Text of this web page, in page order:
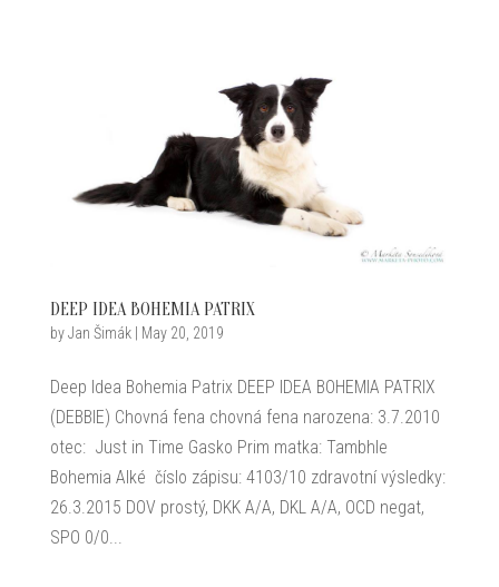
DEEP IDEA BOHEMIA PATRIX
byJan Šimák| May 20, 2019
Deep Idea Bohemia Patrix DEEP IDEA BOHEMIA PATRIX
(DEBBIE) Chovná fena chovná fena narozena: 3.7.2010
otec: Just in Time Gasko Prim matka: Tambhle
Bohemia Alké číslo zápisu: 4103/10 zdravotní výsledky:
26.3.2015 DOV prostý, DKK A/A, DKL A/A, OCD negat,
SPO 0/0...